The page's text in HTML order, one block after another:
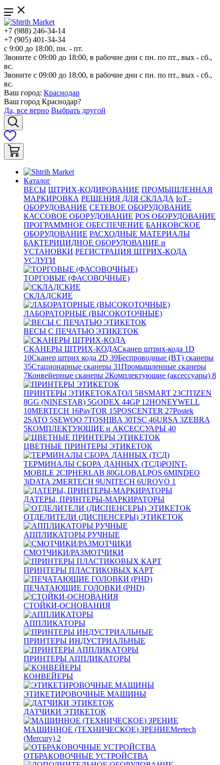
+7 (988) 246-34-14
+7 (905) 401-34-34
с 9:00 до 18:00, пн. - пт.
Звоните с 09:00 до 18:00, в рабочие дни с пн. по пт., вых - сб.,
вс.
Звоните с 09:00 до 18:00, в рабочие дни с пн. по пт., вых - сб.,
вс.
Ваш город: Краснодар
Ваш город Краснодар?
Да, все верно Выбрать другой
Каталог
ВЕСЫ ШТРИХ-КОДИРОВАНИЕ ПРОМЫШЛЕННАЯ
МАРКИРОВКА РЕШЕНИЯ ДЛЯ СКЛАДА IoT -
ОБОРУДОВАНИЕ СЕТЕВОЕ ОБОРУДОВАНИЕ
КАССОВОЕ ОБОРУДОВАНИЕ POS ОБОРУДОВАНИЕ
ПРОГРАММНОЕ ОБЕСПЕЧЕНИЕ БАНКОВСКОЕ
ОБОРУДОВАНИЕ РАСХОДНЫЕ МАТЕРИАЛЫ
БАКТЕРИЦИДНОЕ ОБОРУДОВАНИЕ и
УСТАНОВКИ РЕГИСТРАЦИЯ ШТРИХ-КОДА
УСЛУГИ
ТОРГОВЫЕ (ФАСОВОЧНЫЕ)
СКЛАДСКИЕ
ЛАБОРАТОРНЫЕ (ВЫСОКОТОЧНЫЕ)
ВЕСЫ С ПЕЧАТЬЮ ЭТИКЕТОК
СКАНЕРЫ ШТРИХ-КОДАСканер штрих-кода 1D
10Сканер штрих кода 2D 39Беспроводные (BT) сканеры
35Стационарные сканеры 31Промышленные сканеры
7Конвейерные сканеры 2Комплектующие (аксессуары) 8
ПРИНТЕРЫ ЭТИКЕТОКАТОЛ 5BSMART 23CITIZEN
8GG (NINESTAR) 5GODEX 44GP12HONEYWELL
10MERTECH 16PayTOR 15POSCENTER 27Postek
2SATO 5SEWOO 7TOSHIBA 30TSC 46URSA 3ZEBRA
5КОМПЛЕКТУЮЩИЕ и АКСЕССУАРЫ 40
ЦВЕТНЫЕ ПРИНТЕРЫ ЭТИКЕТОК
ТЕРМИНАЛЫ СБОРА ДАННЫХ (ТСД)POINT-
MOBILE 2CIPHERLAB 80GLOBALPOS 6MINDEO
3iDATA 2MERTECH 9UNITECH 6UROVO 1
ДАТЕРЫ, ПРИНТЕРЫ-МАРКИРАТОРЫ
ОТДЕЛИТЕЛИ (ДИСПЕНСЕРЫ) ЭТИКЕТОК
АППЛИКАТОРЫ РУЧНЫЕ
СМОТЧИКИ/РАЗМОТЧИКИ
ПРИНТЕРЫ ПЛАСТИКОВЫХ КАРТ
ПЕЧАТАЮЩИЕ ГОЛОВКИ (PHD)
СТОЙКИ-ОСНОВАНИЯ
АППЛИКАТОРЫ
ПРИНТЕРЫ ИНДУСТРИАЛЬНЫЕ
ПРИНТЕРЫ АППЛИКАТОРЫ
КОНВЕЙЕРЫ
ЭТИКЕТИРОВОЧНЫЕ МАШИНЫ
ДАТЧИКИ ЭТИКЕТОК
МАШИННОЕ (ТЕХНИЧЕСКОЕ) ЗРЕНИЕMertech
(Mercury) 2
ОТБРАКОВОЧНЫЕ УСТРОЙСТВА